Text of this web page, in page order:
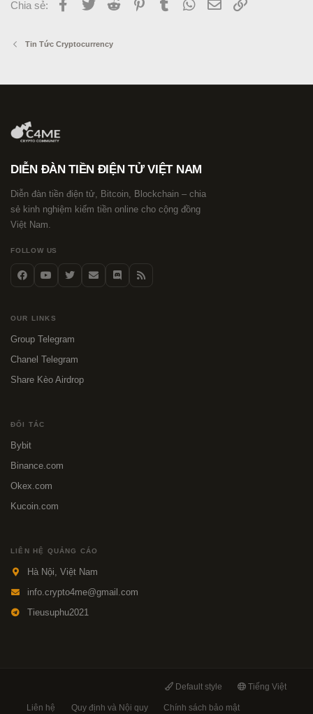
Chia sẻ: Facebook
Twitter Reddit PinterestTumblr WhatsApp
Email
Tin Tức Cryptocurrency
DIỄN ĐÀN TIỀN ĐIỆN TỬ VIỆT NAM
Diễn đàn tiền điện tử, Bitcoin, Blockchain – chia
sẻ kinh nghiệm kiếm tiền online cho cộng đồng
Việt Nam.
FOLLOW US
OUR LINKS
Group Telegram
Chanel Telegram
Share Kèo Airdrop
ĐỐI TÁC
Bybit
Binance.com
Okex.com
Kucoin.com
LIÊN HỆ QUẢNG CÁO
Hà Nội, Việt Nam
info.crypto4me@gmail.com
Tieusuphu2021
Default style Tiếng Việt
Liên hệ Quy định và Nội quy Chính sách bảo mật